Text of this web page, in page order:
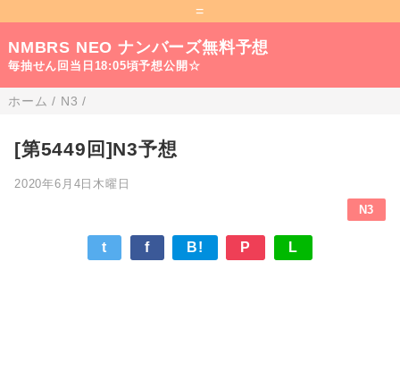
=
NMBRS NEO ナンバーズ無料予想
毎抽せん回当日18:05頃予想公開☆
ホーム / N3 /
[第5449回]N3予想
2020年6月4日木曜日
N3
t f B! P L